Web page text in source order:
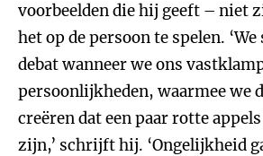
voorbeelden die hij geeft – niet
het op de persoon te spelen.
debat wanneer we ons
persoonlijkheden, waarmee we
creëren dat een paar rotte
zijn,’ schrijft hij. ‘Ongelijkheid